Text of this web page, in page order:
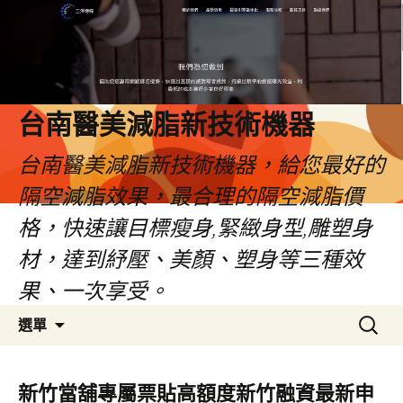
台南醫美減脂新技術機器
台南醫美減脂新技術機器，給您最好的
隔空減脂效果，最合理的隔空減脂價
格，快速讓目標瘦身,緊緻身型,雕塑身
材，達到紓壓、美顏、塑身等三種效
果、一次享受。
選單
容
搜
尋
鍵
新竹當舖專屬票貼高額度新竹融資最新申